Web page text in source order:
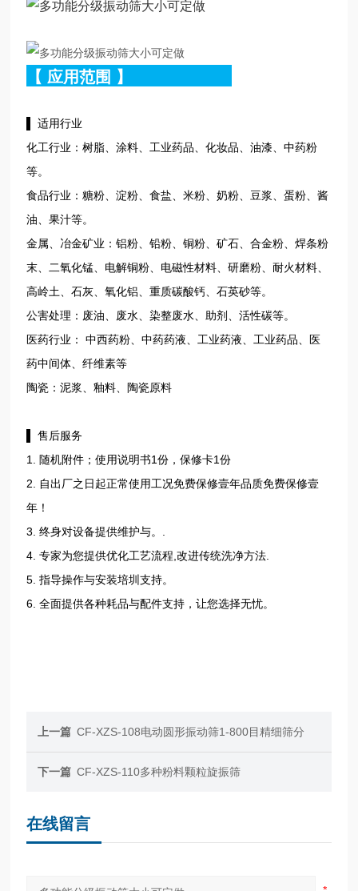
【 应用范围 】
▌ 适用行业
化工行业：树脂、涂料、工业药品、化妆品、油漆、中药粉
等。
食品行业：糖粉、淀粉、食盐、米粉、奶粉、豆浆、蛋粉、酱
油、果汁等。
金属、冶金矿业：铝粉、铅粉、铜粉、矿石、合金粉、焊条粉
末、二氧化锰、电解铜粉、电磁性材料、研磨粉、耐火材料、
高岭土、石灰、氧化铝、重质碳酸钙、石英砂等。
公害处理：废油、废水、染整废水、助剂、活性碳等。
医药行业： 中西药粉、中药药液、工业药液、工业药品、医
药中间体、纤维素等
陶瓷：泥浆、釉料、陶瓷原料
▌ 售后服务
1. 随机附件；使用说明书1份，保修卡1份
2. 自出厂之日起正常使用工况免费保修壹年品质免费保修壹
年！
3. 终身对设备提供维护与。.
4. 专家为您提供优化工艺流程,改进传统洗净方法.
5. 指导操作与安装培圳支持。
6. 全面提供各种耗品与配件支持，让您选择无忧。
上一篇 CF-XZS-108电动圆形振动筛1-800目精细筛分
下一篇 CF-XZS-110多种粉料颗粒旋振筛
在线留言